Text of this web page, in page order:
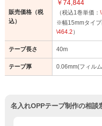
販売価格（税
込）
￥74,844
（税込1巻単価：
※幅15mmタイプ
\464.2 ）
テープ長さ 40m
テープ厚 0.06mm(フィル
名入れOPPテープ制作の相談